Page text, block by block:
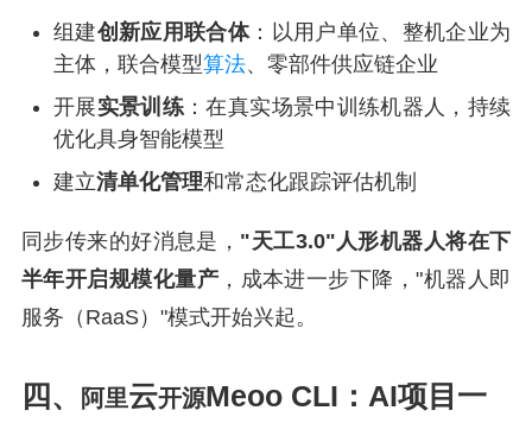
组建创新应用联合体：以用户单位、整机企业为
主体，联合模型算法、零部件供应链企业
开展实景训练 ：在真实场景中训练机器人，持续
优化具身智能模型
建立清单化管理和常态化跟踪评估机制
同步传来的好消息是， "天工3.0"人形机器人将在下
半年开启规模化量产 ，成本进一步下降，"机器人即
服务（RaaS）"模式开始兴起。
四、 阿里云开源Meoo CLI：AI项目一